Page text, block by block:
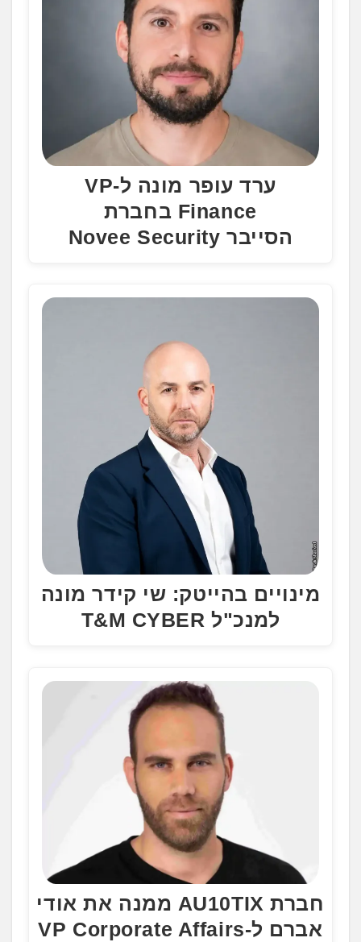
ערד עופר מונה ל-VP
Finance בחברת
הסייבר Novee Security
מינויים בהייטק: שי קידר מונה
למנכ"ל T&M CYBER
חברת AU10TIX ממנה את אודי
אברם ל-VP Corporate Affairs